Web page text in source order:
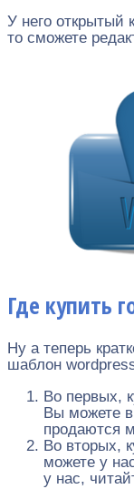
У него открытый
то сможете
Где купить
Ну а теперь
шаблон
Во первых,
Вы можете
продаются
Во вторых,
можете у
у нас,